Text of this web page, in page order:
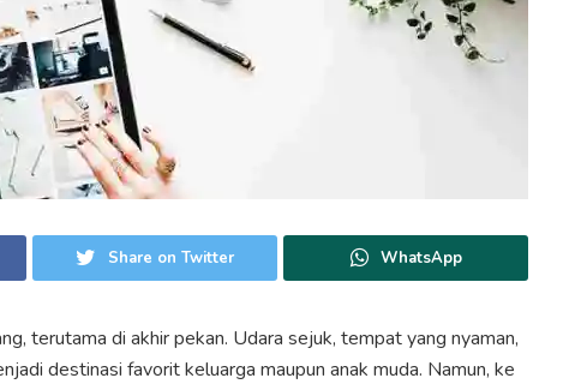
Share on Twitter WhatsApp
terutama di akhir pekan. Udara sejuk, tempat yang nyaman,
destinasi favorit keluarga maupun anak muda. Namun, ke